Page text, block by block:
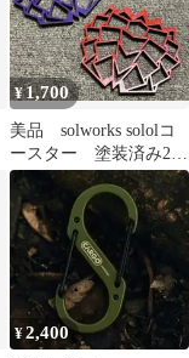
¥1,700
美品 solworks sololコ
ースター 塗装済み2枚
セット
¥2,400